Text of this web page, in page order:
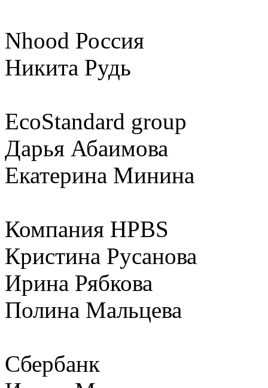
Nhood Россия
Никита Рудь
EcoStandard group
Дарья Абаимова
Екатерина Минина
Компания HPBS
Кристина Русанова
Ирина Рябкова
Полина Мальцева
Сбербанк